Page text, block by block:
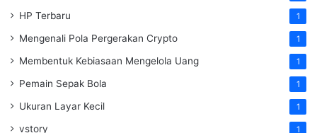
HP Terbaru 1
Mengenali Pola Pergerakan Crypto 1
Membentuk Kebiasaan Mengelola Uang 1
Pemain Sepak Bola 1
Ukuran Layar Kecil 1
vstory 1